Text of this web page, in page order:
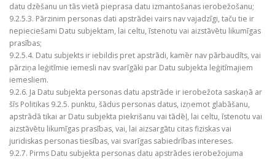
datu dzēšanu un tās vietā pieprasa datu izmantošanas ierobežošanu;
9.2.5.3. Pārzinim personas dati apstrādei vairs nav vajadzīgi, taču tie ir
nepieciešami Datu subjektam, lai celtu, īstenotu vai aizstāvētu likumīgas
prasības;
9.2.5.4. Datu subjekts ir iebildis pret apstrādi, kamēr nav pārbaudīts, vai
pārziņa leģitīmie iemesli nav svarīgāki par Datu subjekta leģitīmajiem
iemesliem.
9.2.6. Ja Datu subjekta personas datu apstrāde ir ierobežota saskaņā ar
šīs Politikas 9.2.5. punktu, šādus personas datus, izņemot glabāšanu,
apstrādā tikai ar Datu subjekta piekrišanu vai tādēļ, lai celtu, īstenotu vai
aizstāvētu likumīgas prasības, vai, lai aizsargātu citas fiziskas vai
juridiskas personas tiesības, vai svarīgas sabiedrības intereses.
9.2.7. Pirms Datu subjekta personas datu apstrādes ierobežojuma